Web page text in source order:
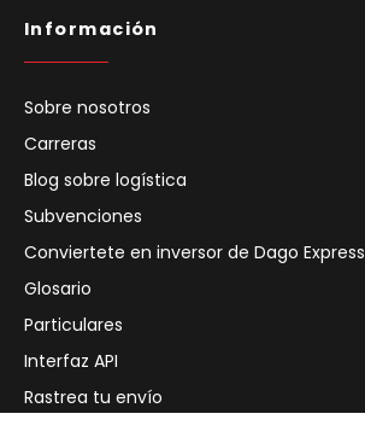
Información
Sobre nosotros
Carreras
Blog sobre logística
Subvenciones
Conviertete en inversor de Dago Express
Glosario
Particulares
Interfaz API
Rastrea tu envío